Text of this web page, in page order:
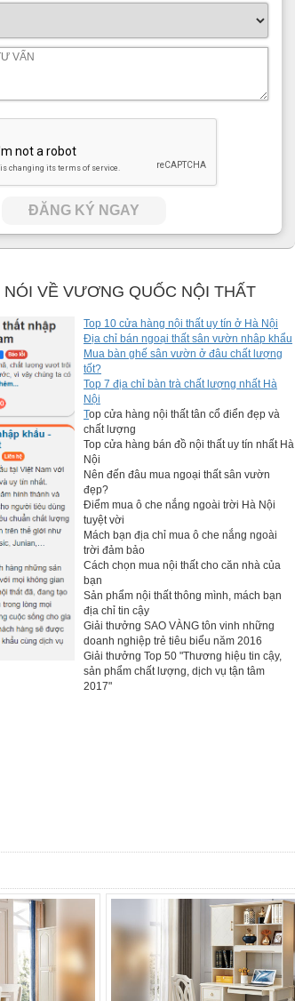
ĐĂNG KÝ NGAY
VỀ VƯƠNG QUỐC NỘI THẤT
Top 10 cửa hàng nội thất uy tín ở Hà Nội
Địa chỉ bán ngoại thất sân vườn nhâp khẩu
Mua bàn ghế sân vườn ở đâu chất lượng
tốt?
Top 7 địa chỉ bàn trà chất lượng nhất Hà
Nội
Top cửa hàng nội thất tân cổ điển đẹp và
chất lượng
Top cửa hàng bán đồ nội thất uy tín nhất Hà
Nội
Nên đến đâu mua ngoại thất sân vườn
đẹp?
Điểm mua ô che nắng ngoài trời Hà Nội
tuyệt vời
Mách bạn địa chỉ mua ô che nắng ngoài
trời đảm bảo
Cách chọn mua nội thất cho căn nhà của
bạn
Sản phẩm nội thất thông mình, mách bạn
địa chỉ tin cậy
Giải thưởng SAO VÀNG tôn vinh những
doanh nghiệp trẻ tiêu biểu năm 2016
Giải thưởng Top 50 "Thương hiệu tin cậy,
sản phẩm chất lượng, dịch vụ tận tâm
2017"